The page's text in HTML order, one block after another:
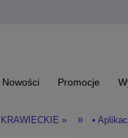
Nowości Promocje
» » •